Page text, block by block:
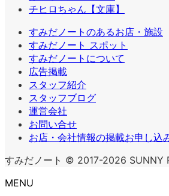
チヒロちゃん【文庫】
すみだノートのあるお店・施設
すみだノート スポット
すみだノートについて
広告掲載
スタッフ紹介
スタッフブログ
運営会社
お問い合せ
お店・会社情報の掲載お申し込
すみだノート © 2017-2026 SUNNY
MENU